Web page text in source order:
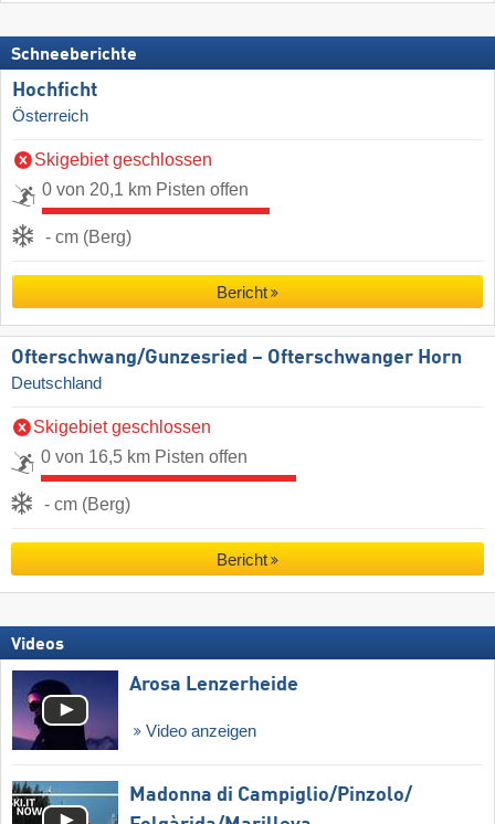
Schneeberichte
Hochficht
Österreich
Skigebiet geschlossen
0 von 20,1 km Pisten offen
- cm (Berg)
Bericht
Ofterschwang/​Gunzesried – Ofterschwanger Horn
Deutschland
Skigebiet geschlossen
0 von 16,5 km Pisten offen
- cm (Berg)
Bericht
Videos
Arosa Lenzerheide
Video anzeigen
Madonna di Campiglio/​Pinzolo/​